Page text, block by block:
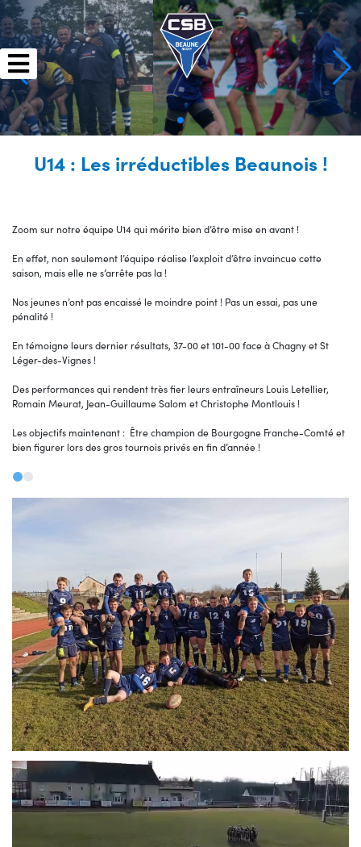
Skip
to
content
U14 : Les irréductibles Beaunois !
Zoom sur notre équipe U14 qui mérite bien d’être mise en avant !
En effet, non seulement l’équipe réalise l’exploit d’être invaincue cette
saison, mais elle ne s’arrête pas la !
Nos jeunes n’ont pas encaissé le moindre point ! Pas un essai, pas une
pénalité !
En témoigne leurs dernier résultats, 37-00 et 101-00 face à Chagny et St
Léger-des-Vignes !
Des performances qui rendent très fier leurs entraîneurs Louis Letellier,
Romain Meurat, Jean-Guillaume Salom et Christophe Montlouis !
Les objectifs maintenant : Être champion de Bourgogne Franche-Comté et
bien figurer lors des gros tournois privés en fin d’année !